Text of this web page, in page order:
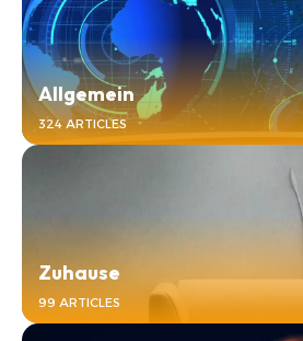
Allgemein
324 ARTICLES
Zuhause
99 ARTICLES